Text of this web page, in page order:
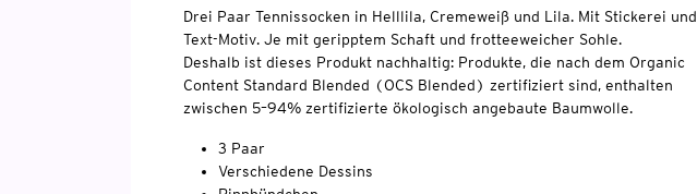
Drei Paar Tennissocken in Helllila, Cremeweiß und Lila. Mit Stickerei und
Text-Motiv. Je mit geripptem Schaft und frotteeweicher Sohle.
Deshalb ist dieses Produkt nachhaltig: Produkte, die nach dem Organic
Content Standard Blended (OCS Blended) zertifiziert sind, enthalten
zwischen 5–94% zertifizierte ökologisch angebaute Baumwolle.
3 Paar
Verschiedene Dessins